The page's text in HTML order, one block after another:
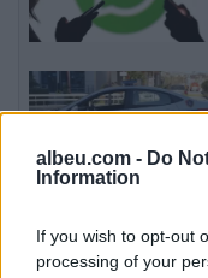
albeu.com - Do
Information
If you wish to opt-out
processing of your